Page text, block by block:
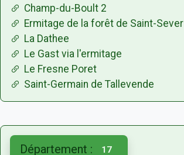
Champ-du-Boult 2
Ermitage de la forêt de Saint-Sever
La Dathee
Le Gast via l'ermitage
Le Fresne Poret
Saint-Germain de Tallevende
Département : 17